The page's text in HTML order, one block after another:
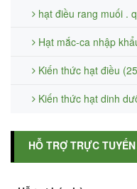
hạt điều rang muối .
Hạt mắc-ca nhập
Kiến thức hạt điều
Kiến thức hạt dinh
HỖ TRỢ TRỰC TUYẾN